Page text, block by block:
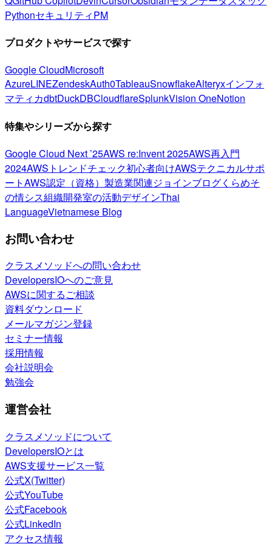
PythonセキュリティPM
プロダクトやサービスで探す
Google CloudMicrosoft
AzureLINEZendeskAuth0TableauSnowflakeAlteryxインフォ
マティカdbtDuckDBCloudflareSplunkVision OneNotion
特集やシリーズから探す
Google Cloud Next ’25AWS re:Invent 2025AWS再入門
2024AWSトレンドチェック初心者向けAWSテクニカルサポ
ートAWS認定（資格） 製造業関連ジョインブログくらめそ
の情シス組織開発室の活動デザインThai
LanguageVietnamese Blog
お問い合わせ
クラスメソッドへの問い合わせ
DevelopersIOへのご意見
AWSに関するご相談
資料ダウンロード
メールマガジン登録
セミナー情報
採用情報
会社説明会
勉強会
運営会社
クラスメソッドについて
DevelopersIOとは
AWS支援サービス一覧
公式X(Twitter)
公式YouTube
公式Facebook
公式LinkedIn
アクセス情報